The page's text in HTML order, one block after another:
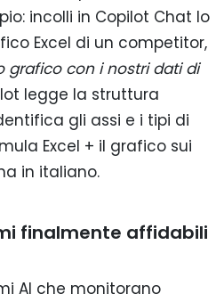
incolli in Copilot Chat lo
Excel di un competitor,
grafico con i nostri dati di
legge la struttura
gli assi e i tipi di
Excel + il grafico sui
in italiano.
finalmente affidabili
AI che monitorano